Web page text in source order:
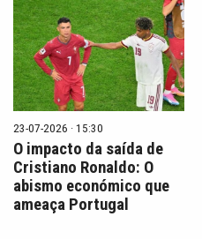
23-07-2026 · 15:30
O impacto da saída de
Cristiano Ronaldo: O
abismo económico que
ameaça Portugal